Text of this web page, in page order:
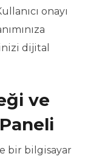
onayı
dijital
ve
bir bilgisayar